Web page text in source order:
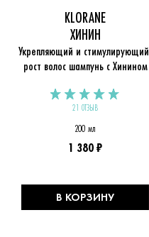
KLORANE
ХИНИН
Укрепляющий и стимулирующий
рост волос шампунь с Хинином
21 ОТЗЫВ
200 мл
1 380 ₽
В КОРЗИНУ